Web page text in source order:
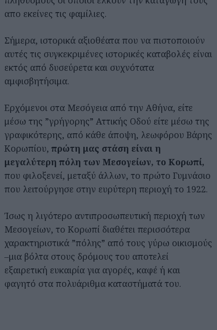
απο εκείνες τις φαμίλιες.
Σήμερα, ιστορικά αξιοθέατα που να πιστοποιούν
αυτές τις συγκεκριμένες ιστορικές καταβολές είναι
εκτός από δυσεύρετα και συχνότατα
αμφισβητήσιμα.
Ερχόμενοι στα Μεσόγεια από την Αθήνα, είτε
μέσω της ”γρήγορης” Αττικής Οδού είτε μέσω της
γραφικότερης, από κάθε άποψη, λεωφόρου Βάρης
Κορωπίου, πρώτη μας στάση είναι η
μεγαλύτερη πόλη των Μεσογείων, το Κορωπί,
που φιλοξενεί, μεταξύ άλλων, το πρώτο Γυμνάσιο
που λειτούργησε στην ευρύτερη περιοχή το 1922.
Ίσως η λιγότερο αντιπροσωπευτική περιοχή των
Μεσογείων, το Κορωπί διαθέτει περισσότερα
χαρακτηριστικά ”πόλης” από τους γύρω οικισμούς
–μια βόλτα στους δρόμους του αποτελεί
εξαιρετική ευκαιρία για αγορές, καφέ ή και
φαγητό στα πολυάριθμα καταστήματά του.